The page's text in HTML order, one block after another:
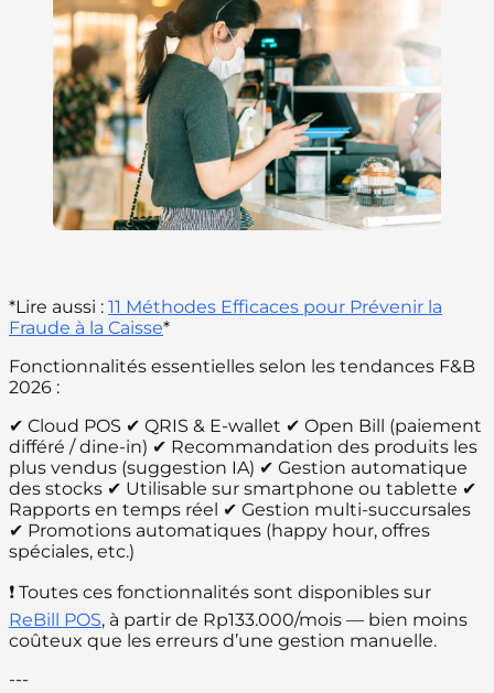
*Lire aussi : 11 Méthodes Efficaces pour Prévenir la
Fraude à la Caisse*
Fonctionnalités essentielles selon les tendances F&B
2026 :
✔ Cloud POS ✔ QRIS & E-wallet ✔ Open Bill (paiement
différé / dine-in) ✔ Recommandation des produits les
plus vendus (suggestion IA) ✔ Gestion automatique
des stocks ✔ Utilisable sur smartphone ou tablette ✔
Rapports en temps réel ✔ Gestion multi-succursales
✔ Promotions automatiques (happy hour, offres
spéciales, etc.)
❗ Toutes ces fonctionnalités sont disponibles sur
ReBill POS, à partir de Rp133.000/mois — bien moins
coûteux que les erreurs d’une gestion manuelle.
---